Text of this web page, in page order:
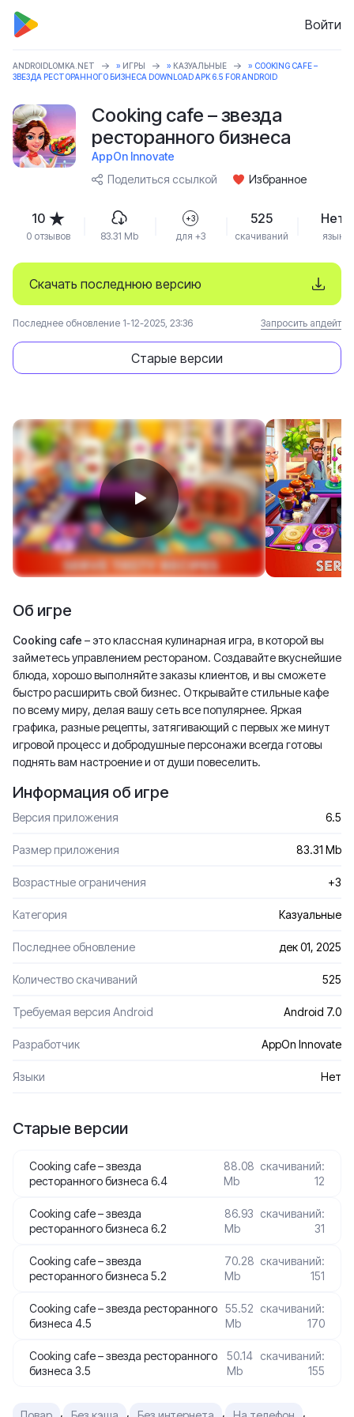
Войти
ANDROIDLOMKA.NET » ИГРЫ » КАЗУАЛЬНЫЕ
» COOKING CAFE –
ЗВЕЗДА РЕСТОРАННОГО БИЗНЕСА DOWNLOAD APK 6.5 FOR ANDROID
Cooking cafe – звезда
ресторанного бизнеса
AppOn Innovate
Поделиться ссылкой
Избранное
Скачать последнюю версию
Старые версии
Последнее обновление 1-12-2025, 23:36 Запросить апдейт
10
0 отзывов 83.31 Mb
+3
для +3
525
скачиваний
Нет
язык
Об игре
Cooking cafe – это классная кулинарная игра, в которой вы
займетесь управлением рестораном. Создавайте вкуснейшие
блюда, хорошо выполняйте заказы клиентов, и вы сможете
быстро расширить свой бизнес. Открывайте стильные кафе
по всему миру, делая вашу сеть все популярнее. Яркая
графика, разные рецепты, затягивающий с первых же минут
игровой процесс и добродушные персонажи всегда готовы
поднять вам настроение и от души повеселить.
Информация об игре
Версия приложения 6.5
Размер приложения 83.31 Mb
Возрастные ограничения +3
Категория Казуальные
Последнее обновление дек 01, 2025
Количество скачиваний 525
Требуемая версия Android Android 7.0
Разработчик AppOn Innovate
Языки Нет
Старые версии
Cooking cafe – звезда
ресторанного бизнеса 6.4
88.08
Mb
скачиваний:
12
Cooking cafe – звезда
ресторанного бизнеса 6.2
86.93
Mb
скачиваний:
31
Cooking cafe – звезда
ресторанного бизнеса 5.2
70.28
Mb
скачиваний:
151
Cooking cafe – звезда ресторанного
бизнеса 4.5
55.52
Mb
скачиваний:
170
Cooking cafe – звезда ресторанного
бизнеса 3.5
50.14
Mb
скачиваний:
155
, , , ,